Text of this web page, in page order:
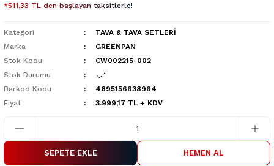
*511,33 TL den başlayan taksitlerle!
Kategori
TAVA & TAVA SETLERİ
Marka
GREENPAN
Stok Kodu
CW002215-002
Stok Durumu
Barkod Kodu
4895156638964
Fiyat
3.999,17 TL + KDV
SEPETE EKLE HEMEN AL